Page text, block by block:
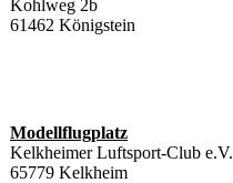
Kohlweg 2b
61462 Königstein
Modellflugplatz
Kelkheimer Luftsport-Club e.V.
65779 Kelkheim